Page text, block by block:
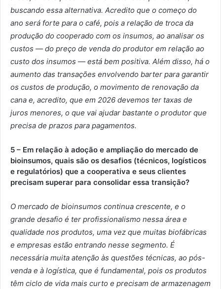
buscando essa alternativa. Acredito que o começo do
ano será forte para o café, pois a relação de troca da
produção do cooperado com os insumos, ao analisar os
custos — do preço de venda do produtor em relação ao
custo dos insumos — está bem positiva. Além disso, há o
aumento das transações envolvendo barter para garantir
os custos de produção, o movimento de renovação da
cana e, acredito, que em 2026 devemos ter taxas de
juros menores, o que vai ajudar bastante o produtor que
precisa de prazos para pagamentos.
5 – Em relação à adoção e ampliação do mercado de
bioinsumos, quais são os desafios (técnicos, logísticos
e regulatórios) que a cooperativa e seus clientes
precisam superar para consolidar essa transição?
O mercado de bioinsumos continua crescente, e o
grande desafio é ter profissionalismo nessa área e
qualidade nos produtos, uma vez que muitas biofábricas
e empresas estão entrando nesse segmento. É
necessária muita atenção às questões técnicas, ao pós-
venda e à logística, que é fundamental, pois os produtos
têm ciclo de vida mais curto e precisam de armazenagem